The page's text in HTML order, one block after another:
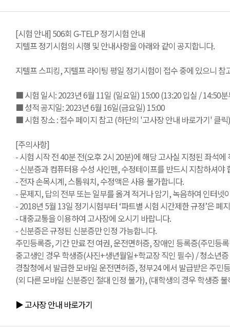
[시험 안내] 506회 G-TELP 정기시험 안내
지텔프 정기시험의 시행 및 안내사항을 아래와 같이 공지합니다.
지텔프 스피킹, 지텔프 라이팅 평일 정기시험이 접수 중에 있으니 참
■ 시험 일시: 2023년 6월 11일 (일요일) 15:00 (13:20 입실 / 14:50
■ 성적 공지일: 2023년 6월 16일(금요일) 15:00
■ 시험 장소 : 접수 페이지 참고 (하단의 '고사장 안내 바로가기' 클릭)
[주의사항]
- 시험 시작 전 40분 전(오후 2시 20분)에 해당 고사실 지정된 좌석에
- 신분증과 컴퓨터용 수성 사인펜, 수정테이프를 반드시 지참하셔야
- 전자 손목시계, 스톱워치, 수정액은 사용 불가합니다.
- 문제지, 답의 전부 또는 일부를 옮겨 적거나 암기, 녹음하여 인터
- 2018년 5월 13일 정기시험부터 ‘파트별 시험 시간제한 규정’은
- 대중교통을 이용하여 고사장에 오시기 바랍니다.
- 신분증은 규정된 신분증만 인정 가능합니다.
주민등록증, 기간 만료 전 여권, 운전면허증, 장애인 등록증(주민등
중고생인 경우 학생증(사진+생년월일+학교장 직인 필수) / 청소년
경찰청에서 발급한 모바일 운전면허증, 정부24 에서 발급받은 주민
(외 다른 모바일 신분증인 절대 인정 불가), (대학생의 경우 학생증 불
▶ 고사장 안내 바로가기